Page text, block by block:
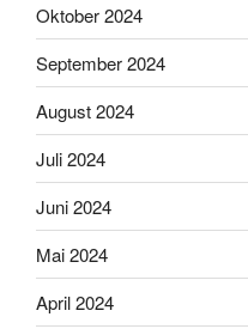
Oktober 2024
September 2024
August 2024
Juli 2024
Juni 2024
Mai 2024
April 2024